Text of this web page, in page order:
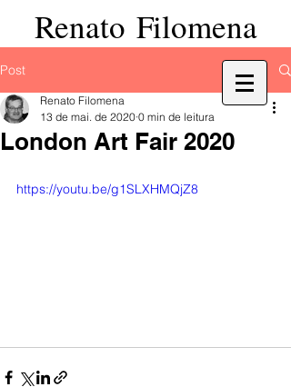
Renato Filomena
Post
London Art Fair 2020
Renato Filomena
13 de mai. de 2020 0 min de leitura
https://youtu.be/g1SLXHMQjZ8